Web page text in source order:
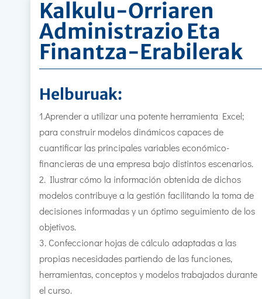
Kalkulu-Orriaren
Administrazio Eta
Finantza-Erabilerak
Helburuak:
1.Aprender a utilizar una potente herramienta Excel;
para construir modelos dinámicos capaces de
cuantificar las principales variables económico-
financieras de una empresa bajo distintos escenarios.
2. Ilustrar cómo la información obtenida de dichos
modelos contribuye a la gestión facilitando la toma de
decisiones informadas y un óptimo seguimiento de los
objetivos.
3. Confeccionar hojas de cálculo adaptadas a las
propias necesidades partiendo de las funciones,
herramientas, conceptos y modelos trabajados durante
el curso.